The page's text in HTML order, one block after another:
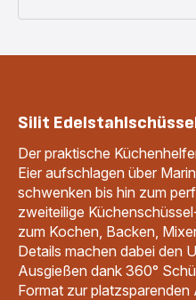
Silit
Der praktische
Eier aufschlagen über
schwenken bis hin zum
zweiteilige
zum Kochen, Backen,
Details machen dabei den
Ausgießen dank 360°
Format zur